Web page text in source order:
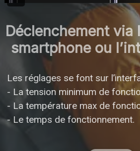
Déclenchement via
smartphone ou
Les réglages se font sur
- La tension minimum de
- La température max de
- Le temps de fonctionnement.